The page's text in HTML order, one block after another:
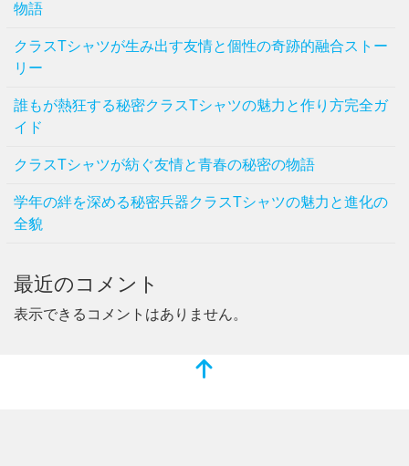
物語
クラスTシャツが生み出す友情と個性の奇跡的融合ストー
リー
誰もが熱狂する秘密クラスTシャツの魅力と作り方完全ガ
イド
クラスTシャツが紡ぐ友情と青春の秘密の物語
学年の絆を深める秘密兵器クラスTシャツの魅力と進化の
全貌
最近のコメント
表示できるコメントはありません。